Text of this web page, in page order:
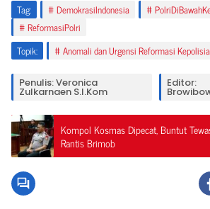
Tag: DemokrasiIndonesia
ReformasiPolri
Topik:
Anomali dan Urgensi Reformasi
Penulis: Veronica
Zulkarnaen S.I.Kom
Editor:
Kompol Kosmas Dipecat, Buntut
Rantis Brimob